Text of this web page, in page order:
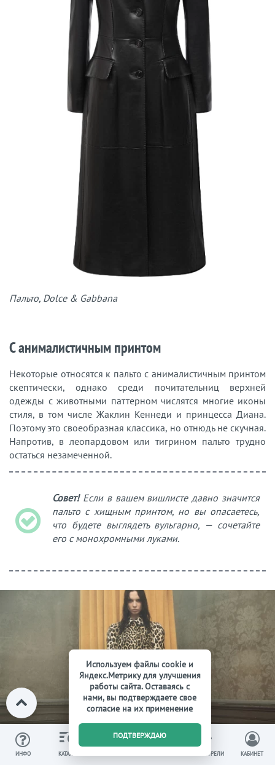
Пальто, Dolce & Gabbana
С анималистичным принтом
Некоторые относятся к пальто с анималистичным принтом
скептически, однако среди почитательниц верхней
одежды с животными паттерном числятся многие иконы
стиля, в том числе Жаклин Кеннеди и принцесса Диана.
Поэтому это своеобразная классика, но отнюдь не скучная.
Напротив, в леопардовом или тигрином пальто трудно
остаться незамеченной.
Совет!Если в вашем вишлисте давно значится
пальто с хищным принтом, но вы опасаетесь,
что будете выглядеть вульгарно, — сочетайте
его с монохромными луками.
ИНФО КАТАЛОГ
0
ВЫ СМОТРЕЛИ КАБИНЕТ
Используем файлы cookie и
Яндекс.Метрику для улучшения
работы сайта. Оставаясь с
нами, вы подтверждаете свое
согласие на их применение
ПОДТВЕРЖДАЮ